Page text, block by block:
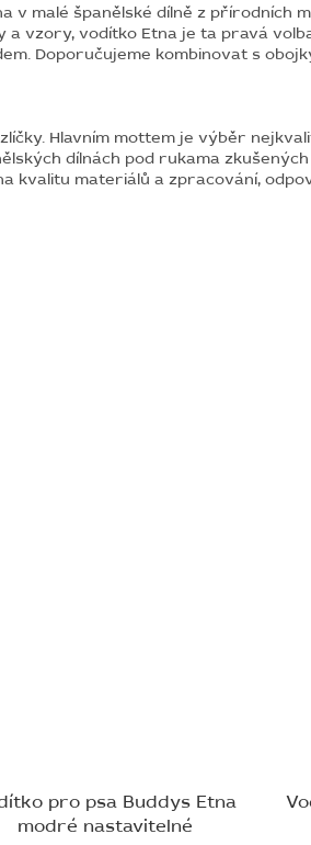
malé španělské dílně z přírodních
vzory, vodítko Etna je ta pravá
Doporučujeme kombinovat s
Hlavním mottem je výběr
dílnách pod rukama
kvalitu materiálů a zpracování,
pro psa Buddys Etna
modré nastavitelné